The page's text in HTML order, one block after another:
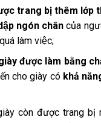
trang bị thêm lớp
ngón chân của
làm việc;
được làm bằng
cho giày có khả
còn được trang bị